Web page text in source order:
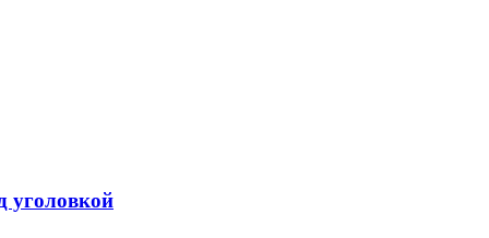
уголовкой